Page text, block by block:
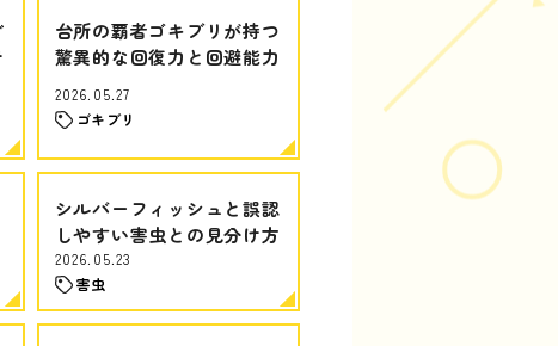
台所の覇者ゴキブリが持つ
驚異的な回復力と回避能力
2026.05.27
ゴキブリ
シルバーフィッシュと誤認
しやすい害虫との見分け方
2026.05.23
害虫